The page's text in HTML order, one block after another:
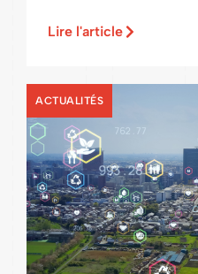
Lire l'article
ACTUALITÉS